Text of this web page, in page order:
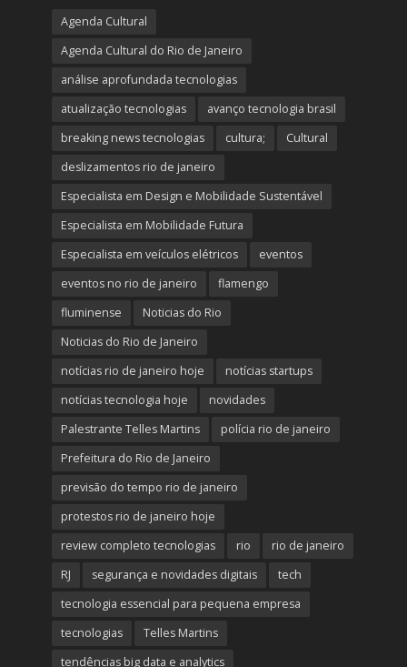
Agenda Cultural
Agenda Cultural do Rio de Janeiro
análise aprofundada tecnologias
atualização tecnologias
avanço tecnologia brasil
breaking news tecnologias
cultura;
Cultural
deslizamentos rio de janeiro
Especialista em Design e Mobilidade Sustentável
Especialista em Mobilidade Futura
Especialista em veículos elétricos
eventos
eventos no rio de janeiro
flamengo
fluminense
Noticias do Rio
Noticias do Rio de Janeiro
notícias rio de janeiro hoje
notícias startups
notícias tecnologia hoje
novidades
Palestrante Telles Martins
polícia rio de janeiro
Prefeitura do Rio de Janeiro
previsão do tempo rio de janeiro
protestos rio de janeiro hoje
review completo tecnologias
rio
rio de janeiro
RJ
segurança e novidades digitais
tech
tecnologia essencial para pequena empresa
tecnologias
Telles Martins
tendências big data e analytics